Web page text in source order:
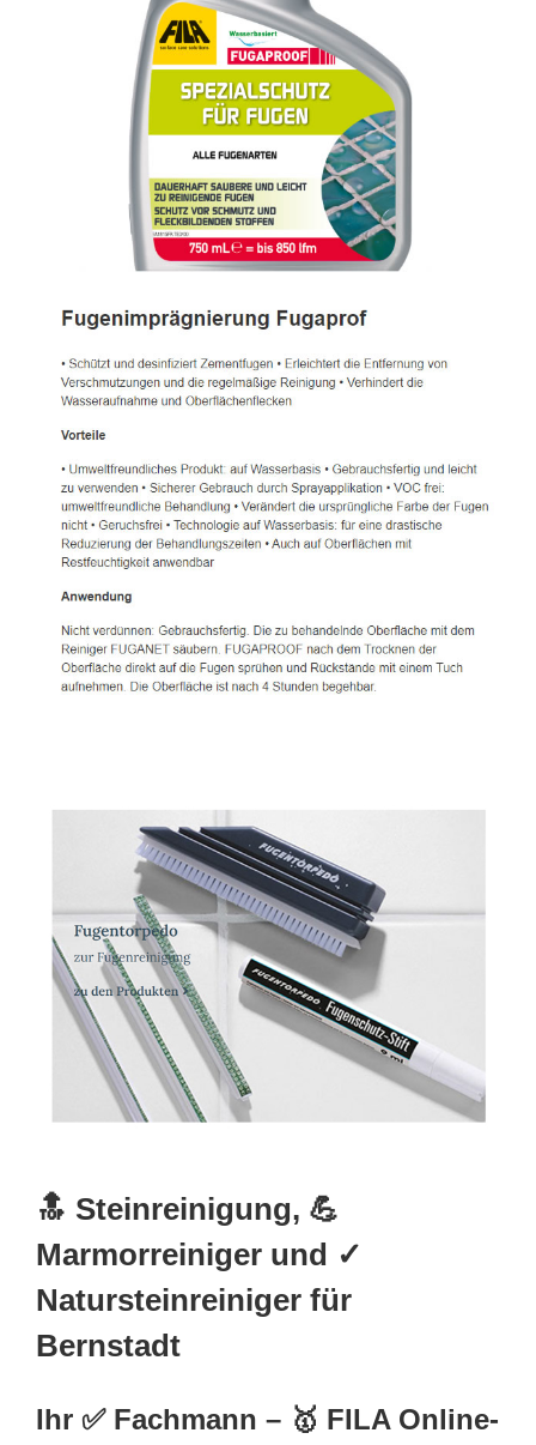
🔝 Steinreinigung, 💪
Marmorreiniger und ✓
Natursteinreiniger für
Bernstadt
Ihr ✅ Fachmann – 🥇 FILA Online-